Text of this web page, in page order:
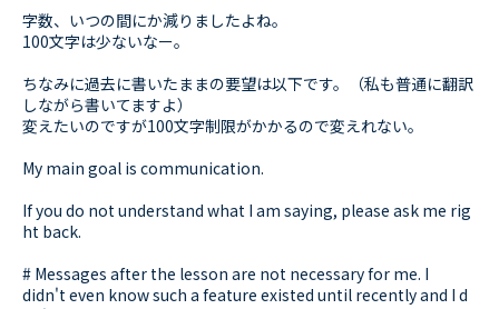
字数、いつの間にか減りましたよね。
100文字は少ないなー。
ちなみに過去に書いたままの要望は以下です。（私も普通に翻訳
しながら書いてますよ）
変えたいのですが100文字制限がかかるので変えれない。
My main goal is communication.
If you do not understand what I am saying, please ask me rig
ht back.
# Messages after the lesson are not necessary for me. I
didn't even know such a feature existed until recently and I d